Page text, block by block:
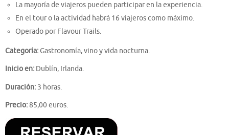
La mayoría de viajeros pueden participar en la experiencia.
En el tour o la actividad habrá 16 viajeros como máximo.
Operado por Flavour Trails.
Categoría:Gastronomía, vino y vida nocturna.
Inicio en: Dublín, Irlanda.
Duración: 3 horas.
Precio:85,00 euros.